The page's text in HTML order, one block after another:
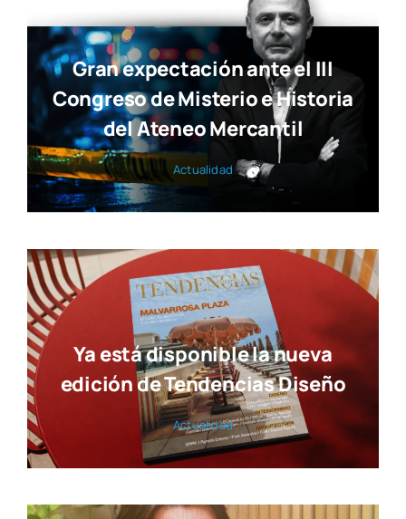
Gran expectación ante el III
Congreso de Misterio e Historia
del Ateneo Mercantil
Actua­li­dad
Ya está disponible la nueva
edición de Tendencias Diseño
Actua­li­dad